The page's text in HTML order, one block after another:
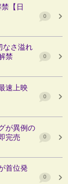
【日
0
なさ溢れ
禁
0
速上映
0
が異例の
完売
0
首位発
0